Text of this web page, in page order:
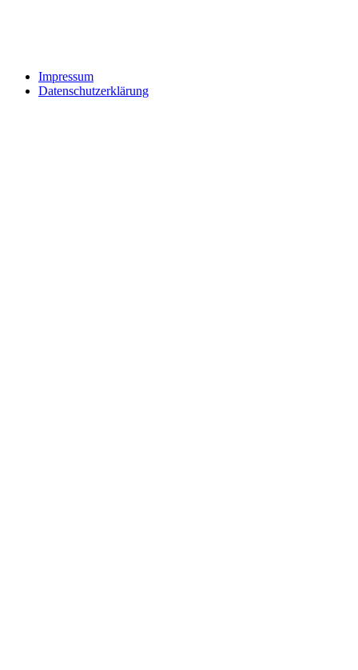
Impressum
Datenschutzerklärung